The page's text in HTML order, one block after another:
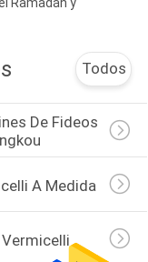
Todos
De Fideos
A Medida